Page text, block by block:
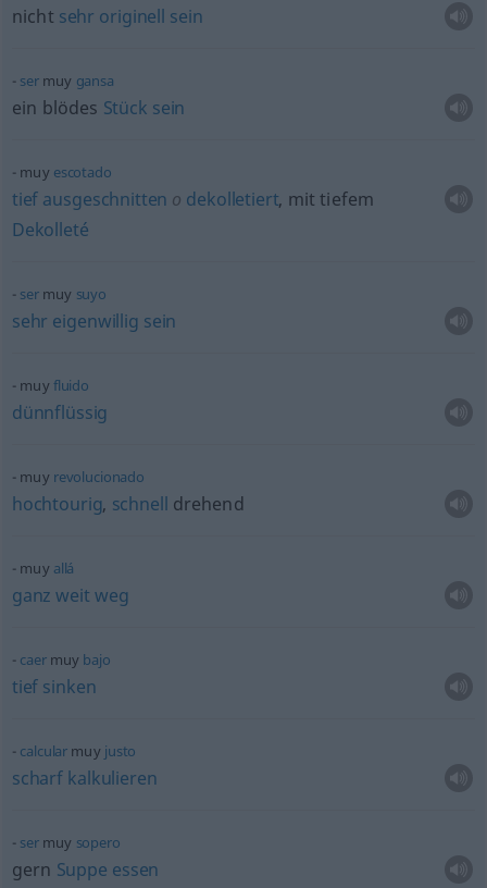
nicht sehr originell sein
sermuy gansa
ein blödes Stück sein
muy escotado
tief ausgeschnitten o dekolletiert, mit tiefem
Dekolleté
sermuy suyo
sehr eigenwillig sein
muy fluido
dünnflüssig
muy revolucionado
hochtourig, schnell drehend
muy allá
ganz weit weg
caermuy bajo
tief sinken
calcular muy justo
scharf kalkulieren
sermuy sopero
gern Suppe essen